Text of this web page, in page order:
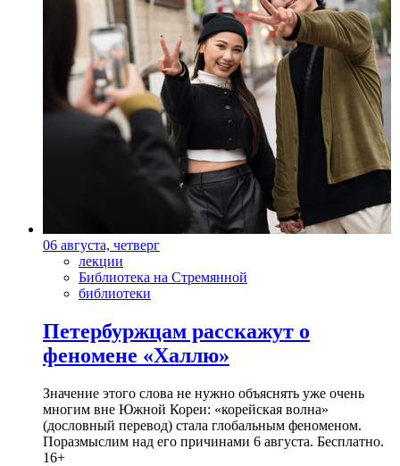
06 августа, четверг
лекции
Библиотека на Стремянной
библиотеки
Петербуржцам расскажут о
феномене «Халлю»
Значение этого слова не нужно объяснять уже очень
многим вне Южной Кореи: «корейская волна»
(дословный перевод) стала глобальным феноменом.
Поразмыслим над его причинами 6 августа. Бесплатно.
16+